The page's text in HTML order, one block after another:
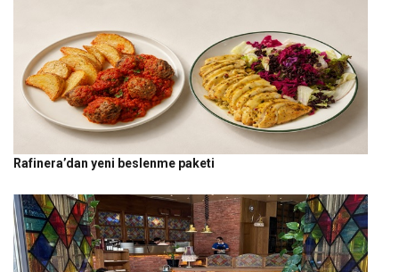
Rafinera’dan yeni beslenme paketi